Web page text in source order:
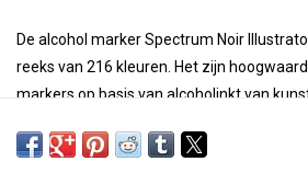
De alcohol marker Spectrum Noir
reeks van 216 kleuren. Het zijn
markers op basis van alcoholinkt van
kleuren en een penseelpunt voor